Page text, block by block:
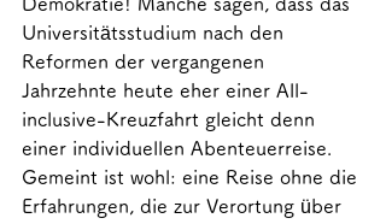
Universitätsstudium nach den
Reformen der vergangenen
Jahrzehnte heute eher einer All-
inclusive-Kreuzfahrt gleicht denn
einer individuellen Abenteuerreise.
Gemeint ist wohl: eine Reise ohne die
Erfahrungen, die zur Verortung über